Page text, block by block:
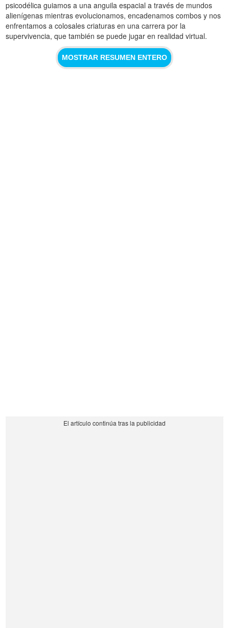
psicodélica guiamos a una anguila espacial a través de mundos
alienígenas mientras evolucionamos, encadenamos combos y nos
enfrentamos a colosales criaturas en una carrera por la
supervivencia, que también se puede jugar en realidad virtual.
MOSTRAR RESUMEN ENTERO